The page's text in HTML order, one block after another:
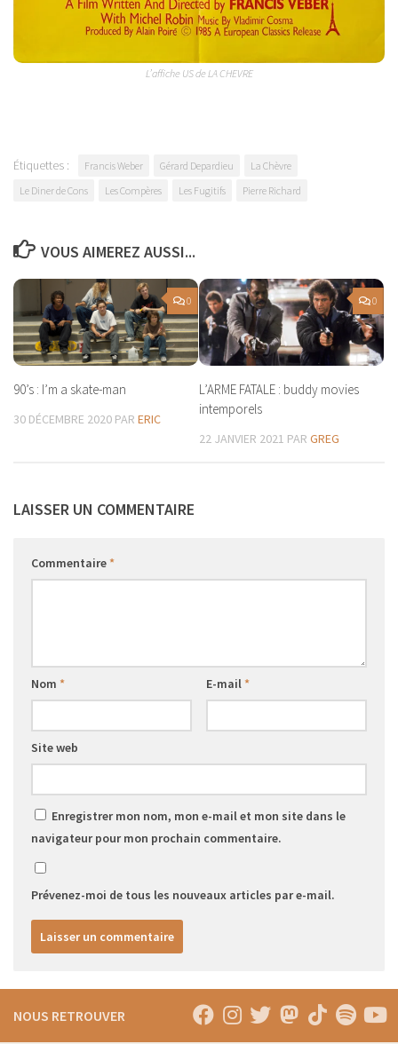
L’affiche US de LA CHEVRE
Étiquettes : Francis Weber Gérard Depardieu
La Chèvre
Le Diner de Cons
Les Compères Les Fugitifs Pierre Richard
VOUS AIMEREZ AUSSI...
0
90’s : I’m a skate-man
30 DÉCEMBRE 2020 PAR ERIC
0
L’ARME FATALE : buddy movies
intemporels
22 JANVIER 2021 PAR GREG
LAISSER UN COMMENTAIRE
Commentaire*
Nom * E-mail*
Site web
Enregistrer mon nom, mon e-mail et mon site dans le
navigateur pour mon prochain commentaire.
Prévenez-moi de tous les nouveaux articles par e-mail.
NOUS RETROUVER